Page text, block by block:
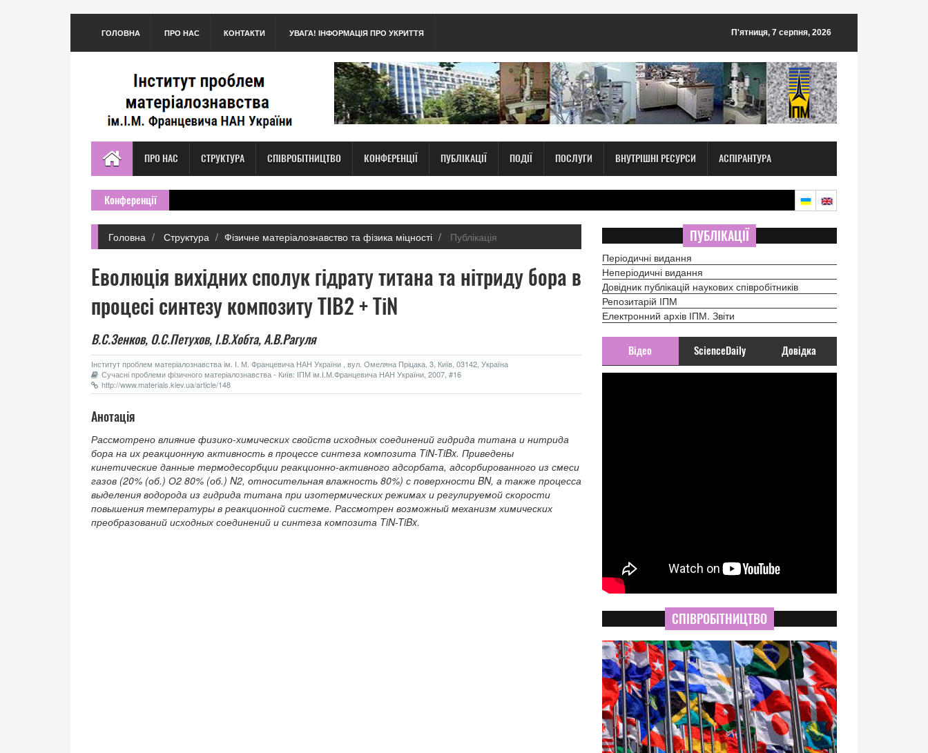
ГОЛОВНА ПРО НАС КОНТАКТИ УВАГА! ІНФОРМАЦІЯ ПРО УКРИТТЯ П'ятниця, 7 серпня, 2026
ПРО НАС СТРУКТУРА СПІВРОБІТНИЦТВО КОНФЕРЕНЦІЇ ПУБЛІКАЦІЇ ПОДІЇ ПОСЛУГИ ВНУТРІШНІ РЕСУРСИ АСПІРАНТУРА
Конференції
Головна Структура Фізичне матеріалознавство та фізика міцності Публікація
Еволюція вихідних сполук гідрату титана та нітриду бора в
процесі синтезу композиту ТІВ2 + TiN
В.С.Зенков, О.С.Петухов, І.В.Хобта, А.В.Рагуля
Інститут проблем матеріалознавства ім. І. М. Францевича НАН України , вул. Омеляна Пріцака, 3, Київ, 03142, Україна
Сучасні проблеми фізичного матеріалознавства - Київ: ІПМ ім.І.М.Францевича НАН України, 2007, #16
http://www.materials.kiev.ua/article/148
Анотація
Рассмотрено влияние физико-химических свойств исходных соединений гидрида титана и нитрида
бора на их реакционную активность в процессе синтеза композита TiN-TiBx. Приведены
кинетические данные термодесорбции реакционно-активного адсорбата, адсорбированного из смеси
газов (20% (об.) О2 80% (об.) N2, относительная влажность 80%) с поверхности BN, а также процесса
выделения водорода из гидрида титана при изотермических режимах и регулируемой скорости
повышения температуры в реакционной системе. Рассмотрен возможный механизм химических
преобразований исходных соединений и синтеза композита TiN-TiBx.
ПУБЛІКАЦІЇ
Періодичні видання
Неперіодичні видання
Довідник публікацій наукових співробітників
Репозитарій ІПМ
Електронний архів ІПМ. Звіти
Відео ScienceDaily Довідка
СПІВРОБІТНИЦТВО